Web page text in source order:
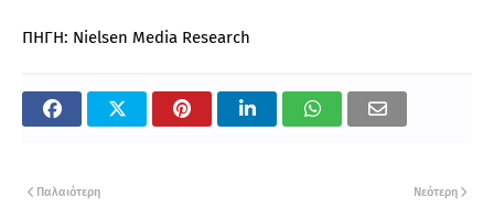
ΠΗΓΗ: Nielsen Media Research
Νεότερη
Παλαιότερη